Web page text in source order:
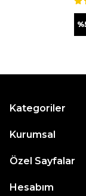
%
Kategoriler
Kurumsal
Özel Sayfalar
Hesabım